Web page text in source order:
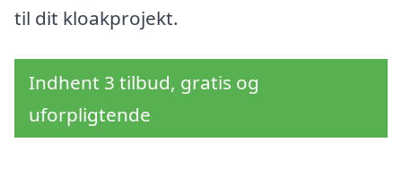
til dit kloakprojekt.
Indhent 3 tilbud, gratis og
uforpligtende